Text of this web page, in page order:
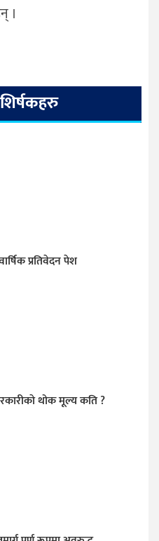
।
प्रतिवेदन पेश
थोक मूल्य कति ?